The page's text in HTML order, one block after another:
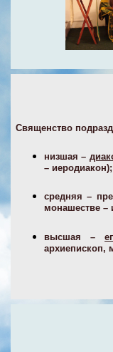
Священство
низшая –
– иеродиакон);
средняя –
монашестве –
высшая –
архиепископ,